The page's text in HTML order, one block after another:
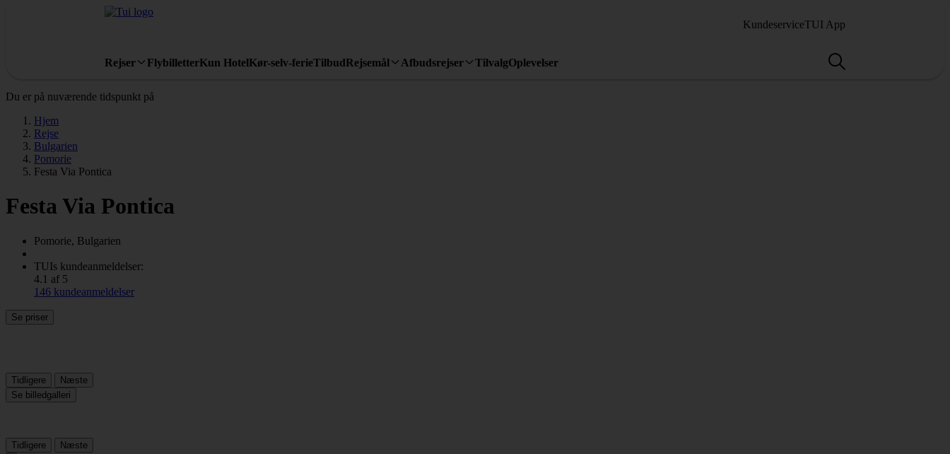
KundeserviceTUI App
Rejser FlybilletterKun HotelKør-selv-ferieTilbudRejsemål Afbudsrejser TilvalgOplevelser
Du er på nuværende tidspunkt på
Hjem
Rejse
Bulgarien
Pomorie
Festa Via Pontica
Festa Via Pontica
Pomorie, Bulgarien
TUIs kundeanmeldelser:
4.1 af 5
146 kundeanmeldelser
Se priser
Tidligere
Næste
Se billedgalleri
Tidligere Næste